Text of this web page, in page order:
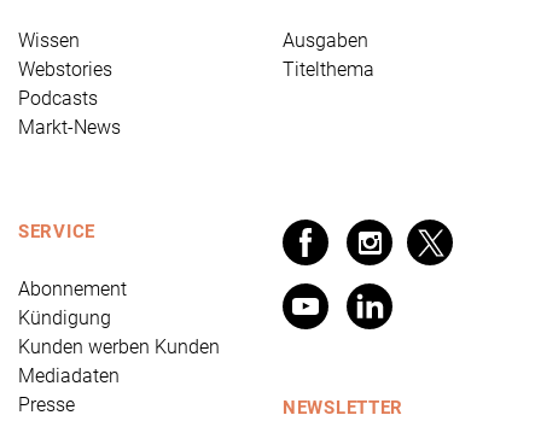
Wissen
Webstories
Podcasts
Markt-News
Ausgaben
Titelthema
SERVICE
Abonnement
Kündigung
Kunden werben Kunden
Mediadaten
Presse
NEWSLETTER